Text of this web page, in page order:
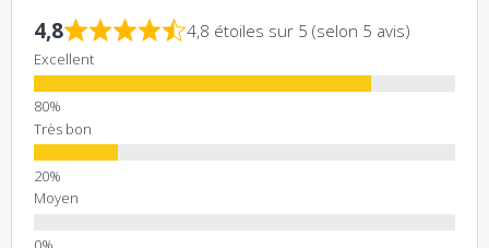
4,8 4,8 étoiles sur 5 (selon 5 avis)
Excellent
Très bon
Moyen